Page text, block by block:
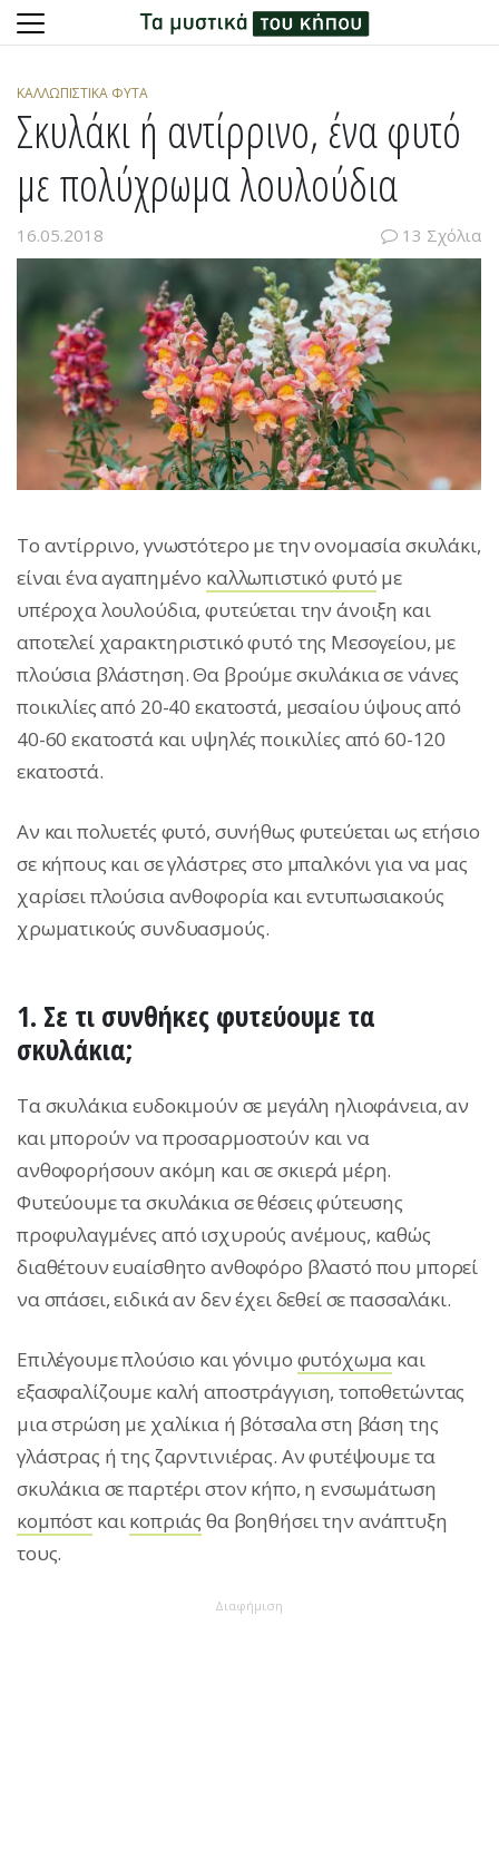
content
ΚΑΛΛΩΠΙΣΤΙΚΆ ΦΥΤΆ
Σκυλάκι ή αντίρρινο, ένα φυτό
με πολύχρωμα λουλούδια
16.05.2018 13 Σχόλια
Το αντίρρινο, γνωστότερο με την ονομασία σκυλάκι,
είναι ένα αγαπημένο καλλωπιστικό φυτό με
υπέροχα λουλούδια, φυτεύεται την άνοιξη και
αποτελεί χαρακτηριστικό φυτό της Μεσογείου, με
πλούσια βλάστηση. Θα βρούμε σκυλάκια σε νάνες
ποικιλίες από 20-40 εκατοστά, μεσαίου ύψους από
40-60 εκατοστά και υψηλές ποικιλίες από 60-120
εκατοστά.
Αν και πολυετές φυτό, συνήθως φυτεύεται ως ετήσιο
σε κήπους και σε γλάστρες στο μπαλκόνι για να μας
χαρίσει πλούσια ανθοφορία και εντυπωσιακούς
χρωματικούς συνδυασμούς.
1. Σε τι συνθήκες φυτεύουμε τα
σκυλάκια;
Τα σκυλάκια ευδοκιμούν σε μεγάλη ηλιοφάνεια, αν
και μπορούν να προσαρμοστούν και να
ανθοφορήσουν ακόμη και σε σκιερά μέρη.
Φυτεύουμε τα σκυλάκια σε θέσεις φύτευσης
προφυλαγμένες από ισχυρούς ανέμους, καθώς
διαθέτουν ευαίσθητο ανθοφόρο βλαστό που μπορεί
να σπάσει, ειδικά αν δεν έχει δεθεί σε πασσαλάκι.
Επιλέγουμε πλούσιο και γόνιμο φυτόχωμα και
εξασφαλίζουμε καλή αποστράγγιση, τοποθετώντας
μια στρώση με χαλίκια ή βότσαλα στη βάση της
γλάστρας ή της ζαρντινιέρας. Αν φυτέψουμε τα
σκυλάκια σε παρτέρι στον κήπο, η ενσωμάτωση
κομπόστκαικοπριάς θα βοηθήσει την ανάπτυξη
τους.
Διαφήμιση